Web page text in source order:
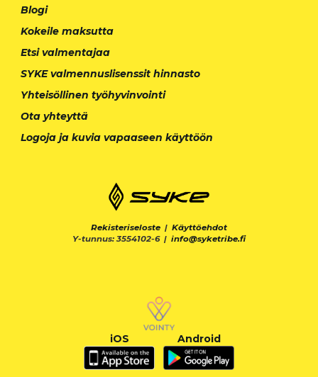
Blogi
Kokeile maksutta
Etsi valmentajaa
SYKE valmennuslisenssit hinnasto
Yhteisöllinen työhyvinvointi
Ota yhteyttä
Logoja ja kuvia vapaaseen käyttöön
Rekisteriseloste | Käyttöehdot
Y-tunnus: 3554102-6 | info@syketribe.fi
iOS Android